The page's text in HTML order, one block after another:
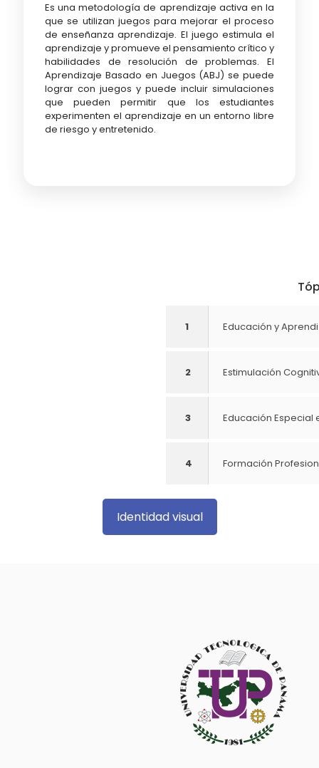
Es una metodología de aprendizaje activa en la
que se utilizan juegos para mejorar el proceso
de enseñanza aprendizaje. El juego estimula el
aprendizaje y promueve el pensamiento crítico y
habilidades de resolución de problemas. El
Aprendizaje Basado en Juegos (ABJ) se puede
lograr con juegos y puede incluir simulaciones
que pueden permitir que los estudiantes
experimenten el aprendizaje en un entorno libre
de riesgo y entretenido.
1 Educación y
2 Estimulación
3 Educación Especial
4 Formación
Identidad visual